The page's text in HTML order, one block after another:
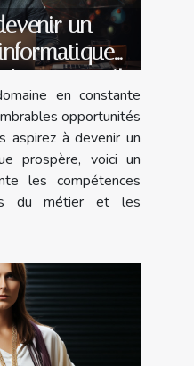
un
outils
?
en constante
opportunités
aspirez à devenir un
prospère, voici un
les compétences
du métier et les